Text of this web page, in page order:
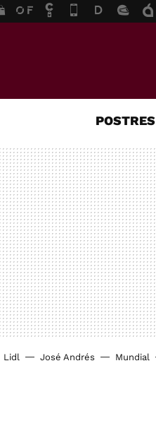
POSTRES
Lidl José Andrés Mundial